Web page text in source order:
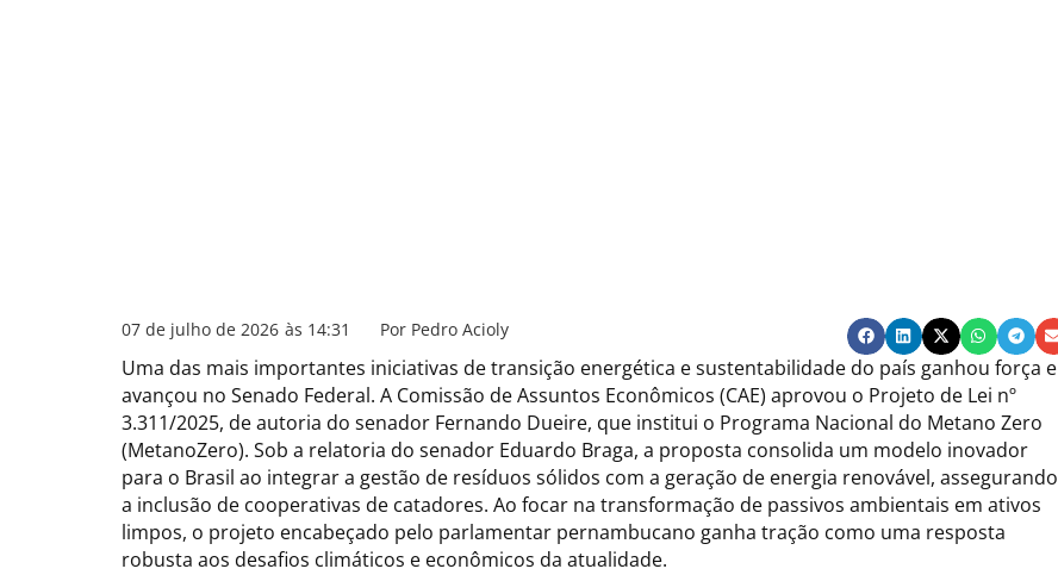
07 de julho de 2026 às 14:31 Por Pedro Acioly
Uma das mais importantes iniciativas de transição energética e sustentabilidade do país ganhou força e
avançou no Senado Federal. A Comissão de Assuntos Econômicos (CAE) aprovou o Projeto de Lei nº
3.311/2025, de autoria do senador Fernando Dueire, que institui o Programa Nacional do Metano Zero
(MetanoZero). Sob a relatoria do senador Eduardo Braga, a proposta consolida um modelo inovador
para o Brasil ao integrar a gestão de resíduos sólidos com a geração de energia renovável, assegurando
a inclusão de cooperativas de catadores. Ao focar na transformação de passivos ambientais em ativos
limpos, o projeto encabeçado pelo parlamentar pernambucano ganha tração como uma resposta
robusta aos desafios climáticos e econômicos da atualidade.